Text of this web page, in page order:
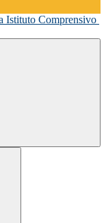
Istituto Comprensivo